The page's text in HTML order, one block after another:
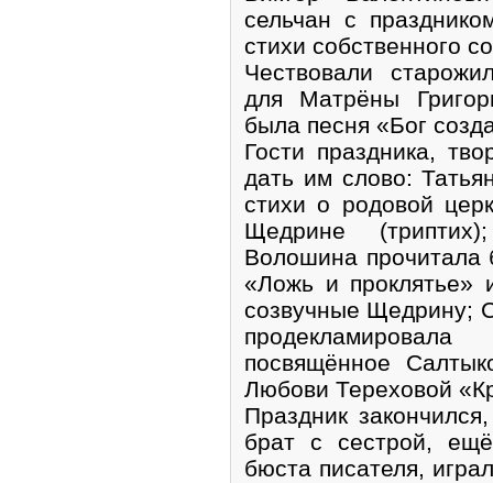
сельчан с
стихи собственного
Чествовали
для Матрёны
была песня «Бог
Гости праздника,
дать им слово:
стихи о родовой
Щедрине
Волошина прочитала
«Ложь и проклятье»
созвучные Щедрину;
посвящённое
Любови Тереховой
Праздник
брат с сестрой,
бюста писателя,